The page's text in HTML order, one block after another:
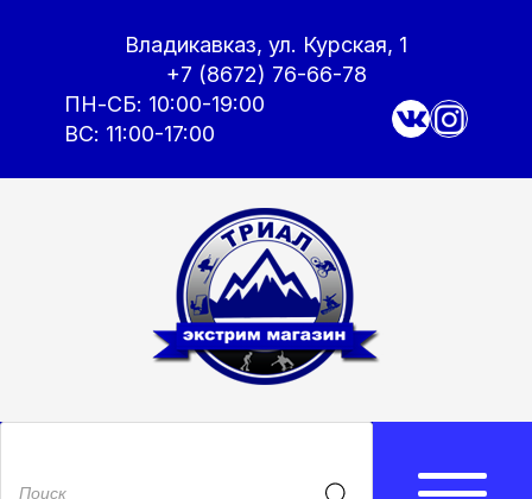
Владикавказ, ул. Курская, 1
+7 (8672) 76-66-78
ПН-СБ: 10:00-19:00
ВС: 11:00-17:00
Поиск